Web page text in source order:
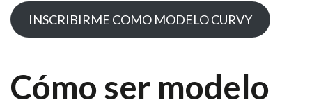
INSCRIBIRME COMO MODELO CURVY
Cómo ser modelo